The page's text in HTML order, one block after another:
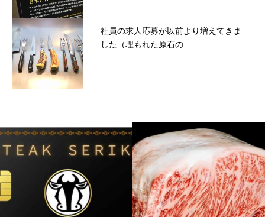
社員の求人応募が以前より増えてきま
した（埋もれた原石の...